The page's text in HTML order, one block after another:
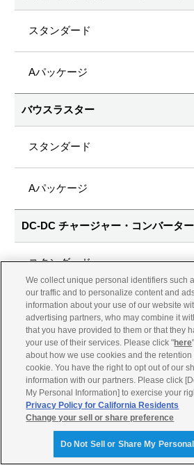
バウスラスター
DC-DC チャージャー・コンバー
エアコン（BE-COOL）※2
陸電装置・充電器
We collect unique personal identifiers such
our traffic and to personalize content and
information about your use of our website
advertising partners, who may combine it
that you have provided to them or that they
your use of their services. Please click "here
about how we use cookies and the
cookie. You have the right to opt out of our
information with our partners. Please click
My Personal Information] to exercise your
Privacy Policy for California Residents
Change your sell or share preference
Do Not Sell or Share My